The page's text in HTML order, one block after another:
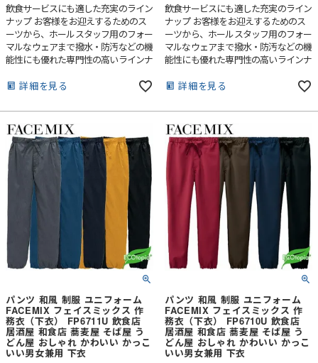
飲食サービスにも適した充実のライン
ナップ お客様をお迎えするためのス
ーツから、ホールスタッフ用のフォー
マルなウェアまで撥水・防汚などの機
能性にも優れた専門性の高いラインナ
詳細を見る
飲食サービスにも適した充実のライン
ナップ お客様をお迎えするためのス
ーツから、ホールスタッフ用のフォー
マルなウェアまで撥水・防汚などの機
能性にも優れた専門性の高いラインナ
詳細を見る
パンツ 和風 制服 ユニフォーム
FACEMIX フェイスミックス 作
務衣（下衣） FP6711U 飲食店
居酒屋 和食店 蕎麦屋 そば屋 う
どん屋 おしゃれ かわいい かっこ
いい男女兼用 下衣
パンツ 和風 制服 ユニフォーム
FACEMIX フェイスミックス 作
務衣（下衣） FP6710U 飲食店
居酒屋 和食店 蕎麦屋 そば屋 う
どん屋 おしゃれ かわいい かっこ
いい男女兼用 下衣